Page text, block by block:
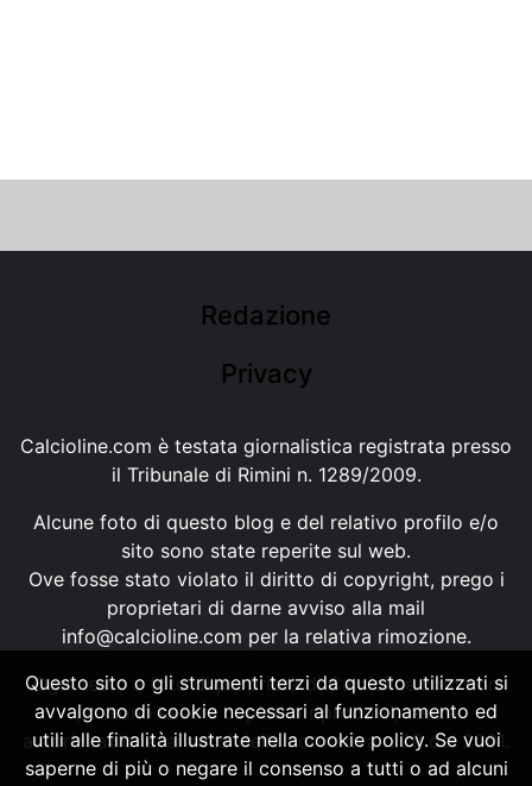
Redazione
Privacy
Calcioline.com è testata giornalistica registrata presso
il Tribunale di Rimini n. 1289/2009.
Alcune foto di questo blog e del relativo profilo e/o
sito sono state reperite sul web.
Ove fosse stato violato il diritto di copyright, prego i
proprietari di darne avviso alla mail
info@calcioline.com per la relativa rimozione.
Ogni testo e foto di proprietà di Calcioline.com non
possono essere copiati o riprodotti, senza
autorizzazione, ai sensi della normativa n.29 del 2001.
Questo sito o gli strumenti terzi da questo utilizzati si
avvalgono di cookie necessari al funzionamento ed
utili alle finalità illustrate nella cookie policy. Se vuoi
saperne di più o negare il consenso a tutti o ad alcuni